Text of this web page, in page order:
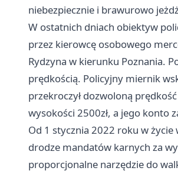
niebezpiecznie i brawurowo
W ostatnich dniach obiektyw
przez kierowcę osobowego
Rydzyna w kierunku Poznania.
prędkością. Policyjny miernik
przekroczył dozwoloną
wysokości 2500zł, a jego konto
Od 1 stycznia 2022 roku w życie
drodze mandatów karnych za
proporcjonalne narzędzie do